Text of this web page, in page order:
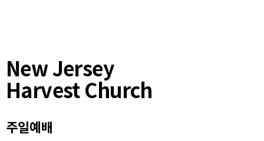
New Jersey
Harvest Church
주일예배